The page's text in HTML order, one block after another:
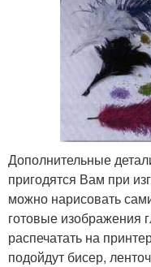
Дополнительные
пригодятся Вам при
можно нарисовать
готовые изображения
распечатать на
подойдут бисер,